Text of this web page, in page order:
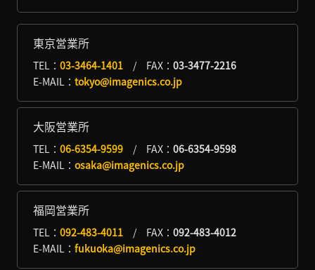
東京営業所
TEL： 03-3464-1401 / FAX： 03-3477-2216
E-MAIL： tokyo@imagenics.co.jp
大阪営業所
TEL： 06-6354-9599 / FAX： 06-6354-9598
E-MAIL： osaka@imagenics.co.jp
福岡営業所
TEL： 092-483-4011 / FAX： 092-483-4012
E-MAIL： fukuoka@imagenics.co.jp